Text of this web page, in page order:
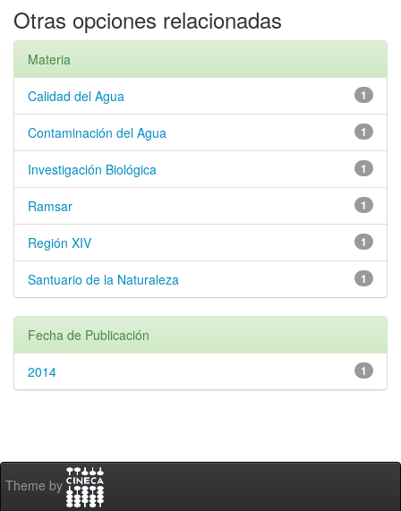
Otras opciones relacionadas
Materia
1
Calidad del Agua
1
Contaminación del Agua
1
Investigación Biológica
1
Ramsar
1
Región XIV
1
Santuario de la Naturaleza
Fecha de Publicación
1
2014
Theme by